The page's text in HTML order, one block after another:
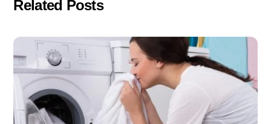
Related Posts